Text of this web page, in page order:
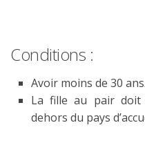
Conditions :
Avoir moins de 30 ans.
La fille au pair doit
dehors du pays